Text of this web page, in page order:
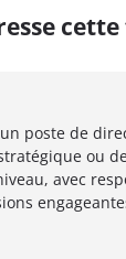
poste de
ou
avec